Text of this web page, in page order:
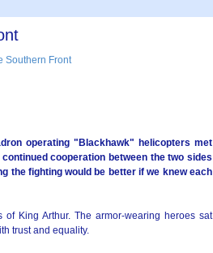
operating "Blackhawk" helicopters met
cooperation between the two sides
the fighting would be better if we knew each
King Arthur. The armor-wearing heroes sat
trust and equality.